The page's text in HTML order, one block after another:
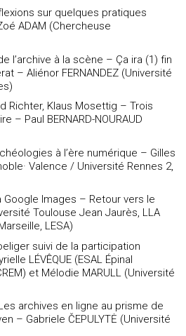
sur quelques pratiques
ADAM (Chercheuse
l’archive à la scène – Ça ira (1) fin
– Aliénor FERNANDEZ (Université
Richter, Klaus Mosettig – Trois
– Paul BERNARD-NOURAUD
à l’ère numérique – Gilles
Valence / Université Rennes 2,
Images – Retour vers le
Toulouse Jean Jaurès, LLA
LESA)
suivi de la participation
LÉVÊQUE (ESAL Épinal
et Mélodie MARULL (Université
archives en ligne au prisme de
– Gabriele ČEPULYTĖ (Université